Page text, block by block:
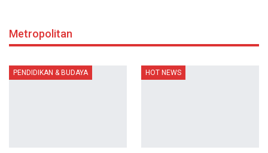
Metropolitan
PENDIDIKAN & BUDAYA HOT NEWS